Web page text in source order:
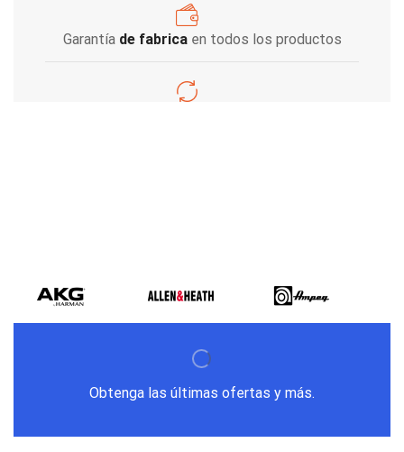
Garantía de fabricaen todos los productos
Obtenga las últimas ofertas y más.